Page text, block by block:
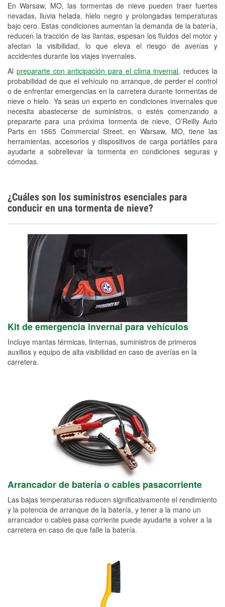
En Warsaw, MO, las tormentas de nieve pueden traer fuertes
nevadas, lluvia helada, hielo negro y prolongadas temperaturas
bajo cero. Estas condiciones aumentan la demanda de la batería,
reducen la tracción de las llantas, espesan los fluidos del motor y
afectan la visibilidad, lo que eleva el riesgo de averías y
accidentes durante los viajes invernales.
Al prepararte con anticipación para el clima invernal, reduces la
probabilidad de que el vehículo no arranque, de perder el control
o de enfrentar emergencias en la carretera durante tormentas de
nieve o hielo. Ya seas un experto en condiciones invernales que
necesita abastecerse de suministros, o estés comenzando a
prepararte para una próxima tormenta de nieve, O’Reilly Auto
Parts en 1665 Commercial Street, en Warsaw, MO, tiene las
herramientas, accesorios y dispositivos de carga portátiles para
ayudarte a sobrellevar la tormenta en condiciones seguras y
cómodas.
Programa de Préstamo de
Herramientas
Mezcla de pinturas
Rectificación de tambores y discos de
freno
Mangueras hidráulicas a la medida
Snowstorm Supplies
Tornado Supplies
Conoce más
¿Cuáles son los suministros esenciales para
conducir en una tormenta de nieve?
Kit de emergencia invernal para vehículos
Incluye mantas térmicas, linternas, suministros de primeros
auxilios y equipo de alta visibilidad en caso de averías en la
carretera.
Arrancador de batería o cables pasacorriente
Las bajas temperaturas reducen significativamente el rendimiento
y la potencia de arranque de la batería, y tener a la mano un
arrancador o cables pasa corriente puede ayudarte a volver a la
carretera en caso de que falle la batería.